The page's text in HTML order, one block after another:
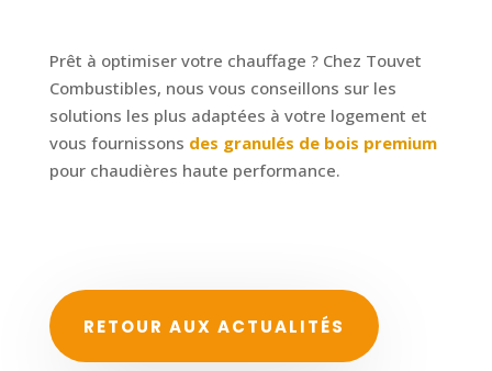
Prêt à optimiser votre chauffage ? Chez Touvet
Combustibles, nous vous conseillons sur les
solutions les plus adaptées à votre logement et
vous fournissons des granulés de bois premium
pour chaudières haute performance.
RETOUR AUX ACTUALITÉS